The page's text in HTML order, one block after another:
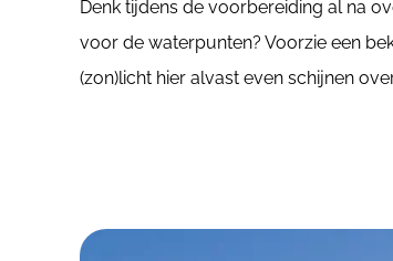
Denk tijdens de voorbereiding al na
voor de waterpunten? Voorzie een
(zon)licht hier alvast even schijnen